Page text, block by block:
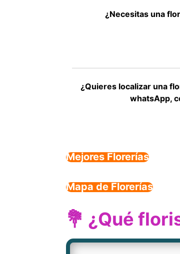
¿Necesitas una
¿Quieres localizar una
whatsApp,
Mejores Florerías
Mapa de Florerías
💐 ¿Qué